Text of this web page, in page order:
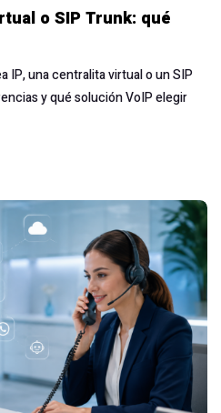
o SIP Trunk: qué
IP, una centralita virtual o un SIP
y qué solución VoIP elegir